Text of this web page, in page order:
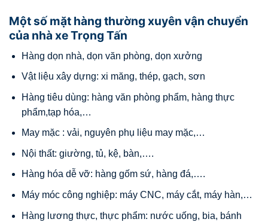
Một số mặt hàng thường xuyên vận chuyển
của nhà xe Trọng Tấn
Hàng dọn nhà, dọn văn phòng, dọn xưởng
Vật liệu xây dựng: xi măng, thép, gạch, sơn
Hàng tiêu dùng: hàng văn phòng phẩm, hàng thực
phẩm,tạp hóa,…
May mặc : vải, nguyên phụ liệu may mặc,…
Nội thất: giường, tủ, kệ, bàn,….
Hàng hóa dễ vỡ: hàng gốm sứ, hàng đá,….
Máy móc công nghiệp: máy CNC, máy cắt, máy hàn,…
Hàng lương thực, thực phẩm: nước uống, bia, bánh